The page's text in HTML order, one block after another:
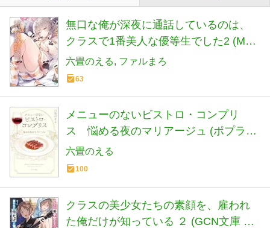
無口な俺が深夜に通話しているのは、
クラスで1番美人な優等生でした2 (MF
文庫J)
六畳のえる ファルまろ
63
メニューのないビストロ・コンプリ
ス 悩める夜のマリアージュ (ポプラ文
庫 ろ 1-1)
六畳のえる
100
クラスの美少女たちの素顔を、雇われ
た俺だけが知っている ２ (GCN文庫 ロ